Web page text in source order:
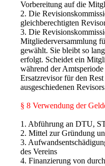
Vorbereitung auf die
2. Die
gleichberechtigten
3. Die
Mitgliederversammlung
gewählt. Sie bleibt so
erfolgt. Scheidet ein
während der
Ersatzrevisor für den
ausgeschiedenen
§ 8 Verwendung der
1. Abführung an DTU,
2. Mittel zur Gründung
3.
des Vereins
4. Finanzierung von